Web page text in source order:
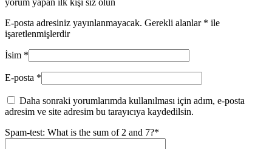
E-posta adresiniz yayınlanmayacak. Gerekli alanlar * ile
işaretlenmişlerdir
İsim *
E-posta *
Daha sonraki yorumlarımda kullanılması için adım, e-posta
adresim ve site adresim bu tarayıcıya kaydedilsin.
Spam-test: What is the sum of 2 and 7?*